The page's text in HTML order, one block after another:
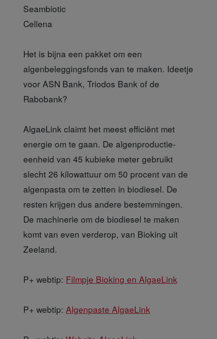
Seambiotic
Cellena
Het is bijna een pakket om een
algenbeleggingsfonds van te maken. Ideetje
voor ASN Bank, Triodos Bank of de
Rabobank?
AlgaeLink claimt het meest efficiënt met
energie om te gaan. De algenproductie-
eenheid van 45 kubieke meter gebruikt
slecht 26 kilowattuur om 50 procent van de
algenpasta om te zetten in biodiesel. De
resten krijgen dus andere bestemmingen.
De machinerie om de biodiesel te maken
komt van even verderop, van Bioking uit
Zeeland.
P+ webtip: Filmpje Bioking en AlgaeLink
P+ webtip: Algenpaste AlgaeLink